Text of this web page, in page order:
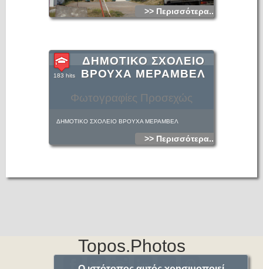
>> Περισσότερα...
Φωτογραφίες Προσεχώς
ΔΗΜΟΤΙΚΟ ΣΧΟΛΕΙΟ
ΒΡΟΥΧΑ ΜΕΡΑΜΒΕΛ
183 hits
ΔΗΜΟΤΙΚΟ ΣΧΟΛΕΙΟ ΒΡΟΥΧΑ ΜΕΡΑΜΒΕΛ
>> Περισσότερα...
Topos.Photos